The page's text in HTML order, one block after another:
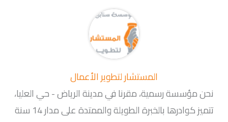
المستشار لتطوير الأعمال
نحن مؤسسة رسمية، مقرنا في مدينة الرياض - حي العليا،
تتميز كوادرها بالخبرة الطويلة والممتدة على مدار 14 سنة